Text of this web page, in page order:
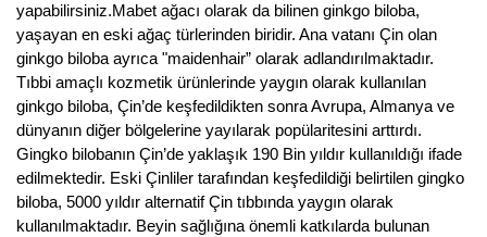
yapabilirsiniz.Mabet ağacı olarak da bilinen ginkgo biloba,
yaşayan en eski ağaç türlerinden biridir. Ana vatanı Çin olan
ginkgo biloba ayrıca "maidenhair” olarak adlandırılmaktadır.
Tıbbi amaçlı kozmetik ürünlerinde yaygın olarak kullanılan
ginkgo biloba, Çin’de keşfedildikten sonra Avrupa, Almanya ve
dünyanın diğer bölgelerine yayılarak popülaritesini arttırdı.
Gingko bilobanın Çin’de yaklaşık 190 Bin yıldır kullanıldığı ifade
edilmektedir. Eski Çinliler tarafından keşfedildiği belirtilen gingko
biloba, 5000 yıldır alternatif Çin tıbbında yaygın olarak
kullanılmaktadır. Beyin sağlığına önemli katkılarda bulunan
Girebolu Fidanı
Goji Berry Fidanı
Hünnap Fidanı
İncir Fidanı
Kapari Gebre Otu Fidanı